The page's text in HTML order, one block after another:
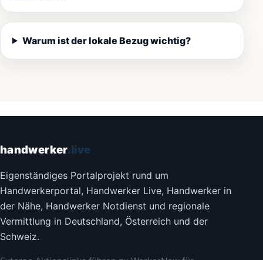
Warum ist der lokale Bezug wichtig?
handwerker.live
Eigenständiges Portalprojekt rund um
Handwerkerportal, Handwerker Live, Handwerker in
der Nähe, Handwerker Notdienst und regionale
Vermittlung in Deutschland, Österreich und der
Schweiz.